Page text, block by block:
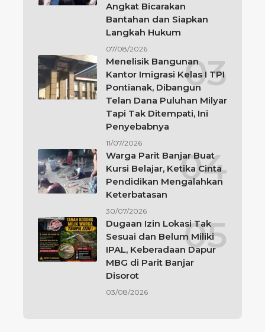
Angkat Bicarakan
Bantahan dan Siapkan
Langkah Hukum
07/08/2026
Menelisik Bangunan
Kantor Imigrasi Kelas I TPI
Pontianak, Dibangun
Telan Dana Puluhan Milyar
Tapi Tak Ditempati, Ini
Penyebabnya
11/07/2026
Warga Parit Banjar Buat
Kursi Belajar, Ketika Cinta
Pendidikan Mengalahkan
Keterbatasan
30/07/2026
Dugaan Izin Lokasi Tak
Sesuai dan Belum Miliki
IPAL, Keberadaan Dapur
MBG di Parit Banjar
Disorot
03/08/2026